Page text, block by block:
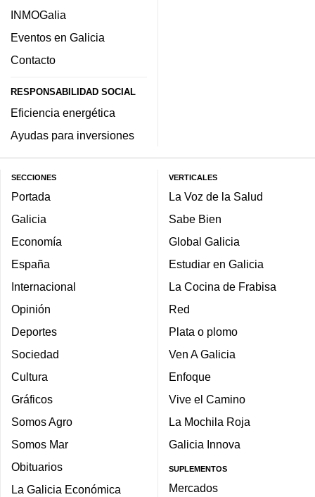
INMOGalia
Eventos en Galicia
Contacto
RESPONSABILIDAD SOCIAL
Eficiencia energética
Ayudas para inversiones
SECCIONES
Portada
Galicia
Economía
España
Internacional
Opinión
Deportes
Sociedad
Cultura
Gráficos
Somos Agro
Somos Mar
Obituarios
La Galicia Económica
VERTICALES
La Voz de la Salud
Sabe Bien
Global Galicia
Estudiar en Galicia
La Cocina de Frabisa
Red
Plata o plomo
Ven A Galicia
Enfoque
Vive el Camino
La Mochila Roja
Galicia Innova
SUPLEMENTOS
Mercados